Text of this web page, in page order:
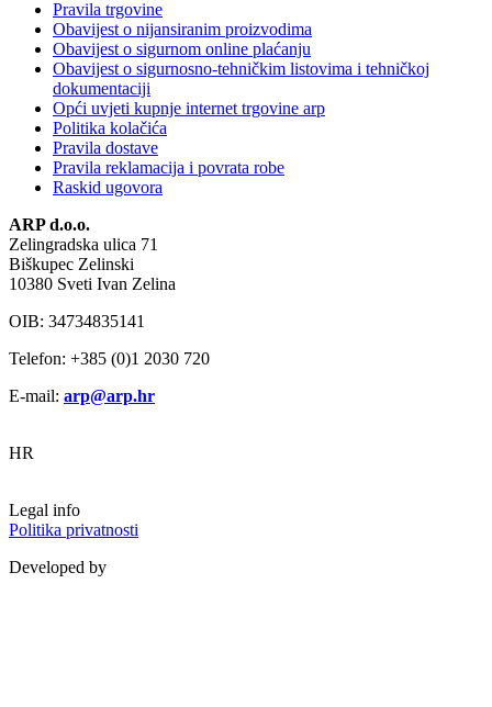
Pravila trgovine
Obavijest o nijansiranim proizvodima
Obavijest o sigurnom online plaćanju
Obavijest o sigurnosno-tehničkim listovima i tehničkoj
dokumentaciji
Opći uvjeti kupnje internet trgovine arp
Politika kolačića
Pravila dostave
Pravila reklamacija i povrata robe
Raskid ugovora
ARP d.o.o.
Zelingradska ulica 71
Biškupec Zelinski
10380 Sveti Ivan Zelina
OIB: 34734835141
Telefon: +385 (0)1 2030 720
E-mail: arp@arp.hr
HR
Legal info
Politika privatnosti
Developed by